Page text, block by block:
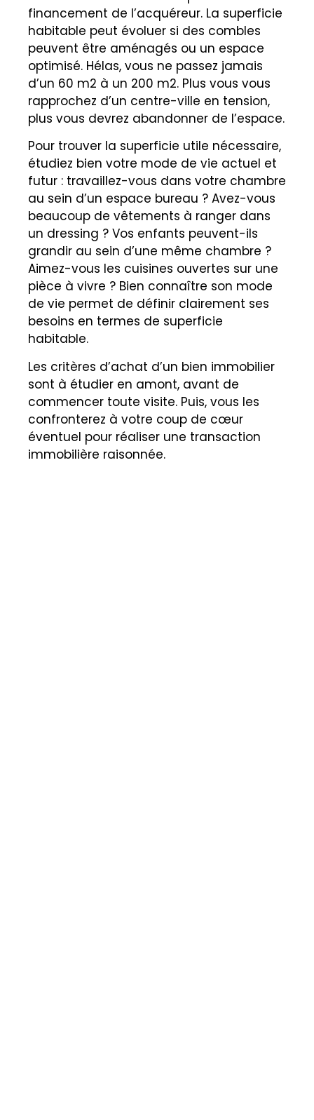
financement de l’acquéreur. La superficie
habitable peut évoluer si des combles
peuvent être aménagés ou un espace
optimisé. Hélas, vous ne passez jamais
d’un 60 m2 à un 200 m2. Plus vous vous
rapprochez d’un centre-ville en tension,
plus vous devrez abandonner de l’espace.
Pour trouver la superficie utile nécessaire,
étudiez bien votre mode de vie actuel et
futur : travaillez-vous dans votre chambre
au sein d’un espace bureau ? Avez-vous
beaucoup de vêtements à ranger dans
un dressing ? Vos enfants peuvent-ils
grandir au sein d’une même chambre ?
Aimez-vous les cuisines ouvertes sur une
pièce à vivre ? Bien connaître son mode
de vie permet de définir clairement ses
besoins en termes de superficie
habitable.
Les critères d’achat d’un bien immobilier
sont à étudier en amont, avant de
commencer toute visite. Puis, vous les
confronterez à votre coup de cœur
éventuel pour réaliser une transaction
immobilière raisonnée.